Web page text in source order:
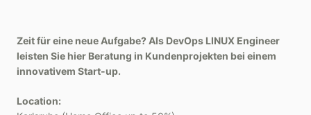
Zeit für eine neue Aufgabe? Als DevOps LINUX Engineer
leisten Sie hier Beratung in Kundenprojekten bei einem
innovativem Start-up.
Location: